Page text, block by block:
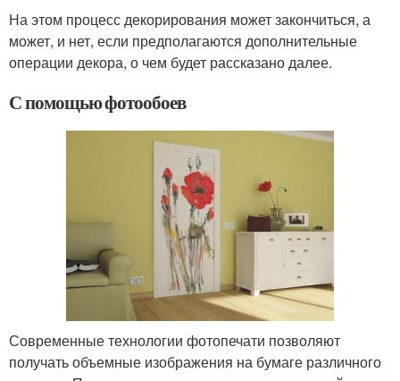
На этом процесс декорирования может закончиться, а
может, и нет, если предполагаются дополнительные
операции декора, о чем будет рассказано далее.
С помощью фотообоев
Современные технологии фотопечати позволяют
получать объемные изображения на бумаге различного